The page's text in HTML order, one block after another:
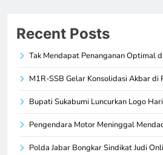
Recent Posts
Tak Mendapat Penanganan Optimal
M1R-SSB Gelar Konsolidasi Akbar di
Bupati Sukabumi Luncurkan Logo
Pengendara Motor Meninggal
Polda Jabar Bongkar Sindikat Judi